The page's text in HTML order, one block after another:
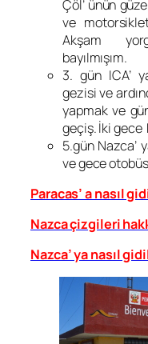
Çöl’ ünün
ve
Akşam
bayılmışım.
3. gün ICA’
gezisi ve
yapmak ve
geçiş. İki gece
5.gün Nazca’
ve gece
Paracas’ a nasıl
Nazca çizgileri
Nazca’ ya nasıl